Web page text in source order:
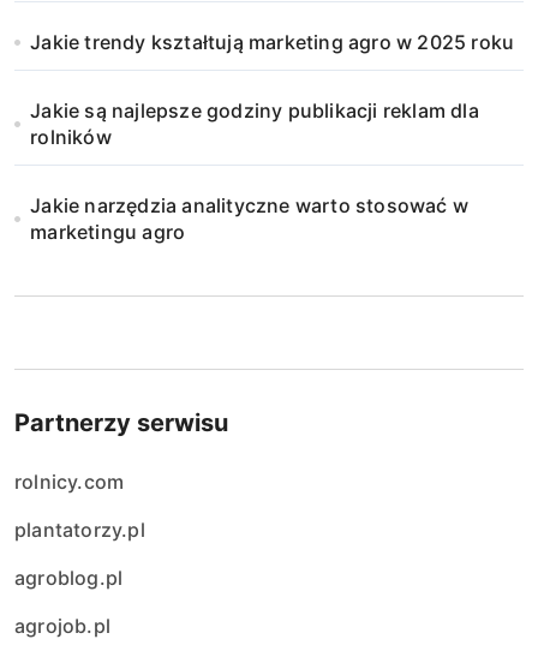
n
i
e
w
p
ó
w
Jakie trendy kształtują marketing agro w 2025 roku
Jakie są najlepsze godziny publikacji reklam dla
rolników
Jakie narzędzia analityczne warto stosować w
marketingu agro
Partnerzy serwisu
rolnicy.com
plantatorzy.pl
agroblog.pl
agrojob.pl